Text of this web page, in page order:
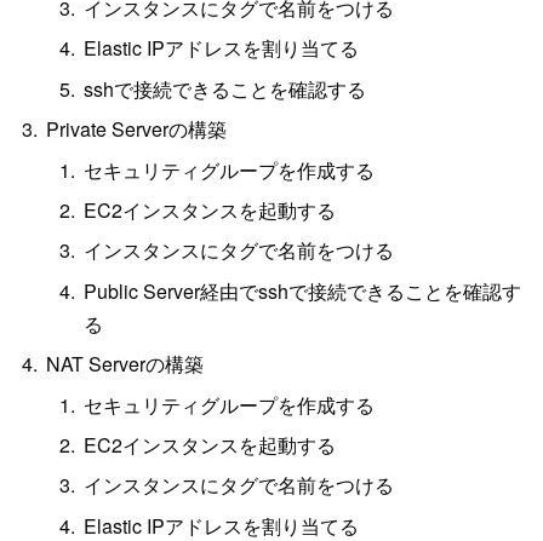
インスタンスにタグで名前をつける
Elastic IPアドレスを割り当てる
sshで接続できることを確認する
Private Serverの構築
セキュリティグループを作成する
EC2インスタンスを起動する
インスタンスにタグで名前をつける
Public Server経由でsshで接続できることを確認す
る
NAT Serverの構築
セキュリティグループを作成する
EC2インスタンスを起動する
インスタンスにタグで名前をつける
Elastic IPアドレスを割り当てる